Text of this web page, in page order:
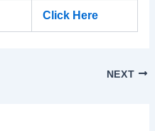
Click Here
NEXT